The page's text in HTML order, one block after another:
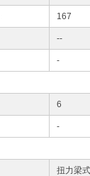
167
--
-
6
-
扭力梁